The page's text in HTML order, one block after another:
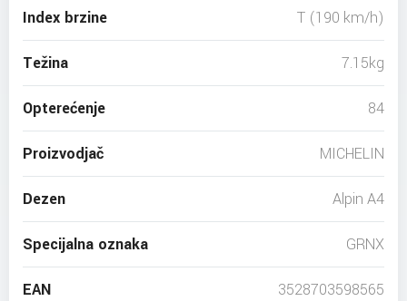
Index brzine T (190 km/h)
Težina 7.15kg
Opterećenje 84
Proizvodjač MICHELIN
Dezen Alpin A4
Specijalna oznaka GRNX
EAN 3528703598565